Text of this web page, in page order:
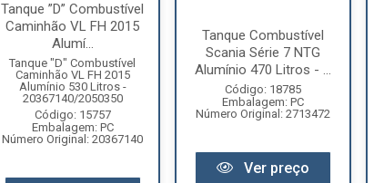
Tanque ”D” Combustível
Caminhão VL FH 2015
Alumí...
Tanque "D" Combustível
Caminhão VL FH 2015
Alumínio 530 Litros -
20367140/2050350
Código: 15757
Embalagem: PC
Número Original: 20367140
Tanque Combustível
Scania Série 7 NTG
Alumínio 470 Litros - ...
Código: 18785
Embalagem: PC
Número Original: 2713472
Ver preço